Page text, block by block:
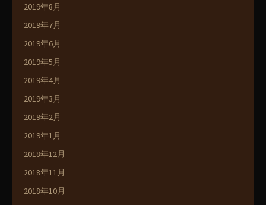
2019年8月
2019年7月
2019年6月
2019年5月
2019年4月
2019年3月
2019年2月
2019年1月
2018年12月
2018年11月
2018年10月